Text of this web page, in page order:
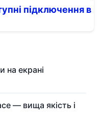
підключення в
на екрані
— вища якість і